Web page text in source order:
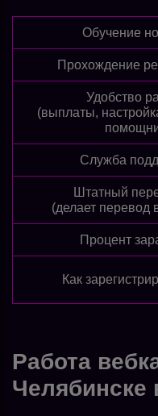
Обучение
Прохождение
Удобство
(выплаты,
Служба
Штатный
(делает перевод
Процент
Как
Работа
Челябинске